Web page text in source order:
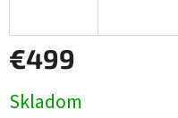
€499
cena:
Skladom